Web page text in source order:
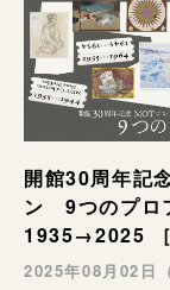
開館30周年記
ン 9つのプロ
1935→2025 ［
2025年08月02日